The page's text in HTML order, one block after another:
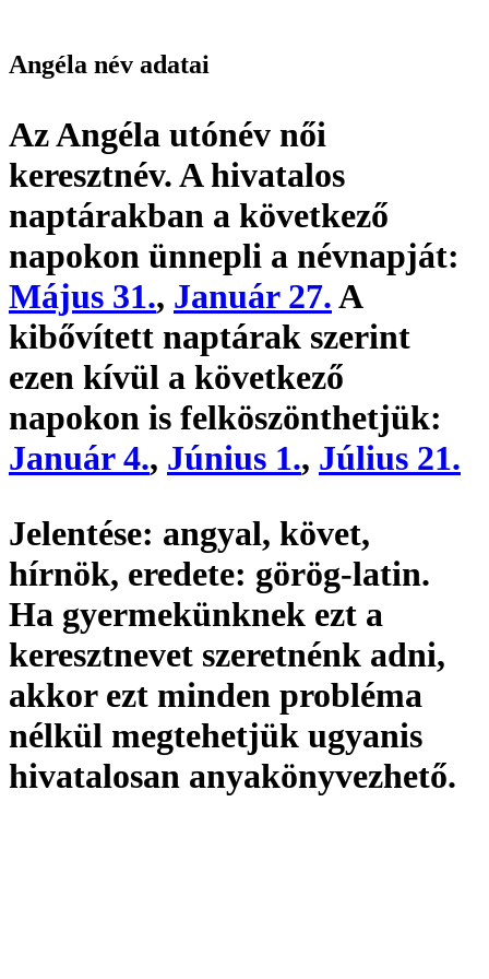
Angéla név adatai
Az Angéla utónév női
keresztnév. A hivatalos
naptárakban a következő
napokon ünnepli a névnapját:
Május 31., Január 27.A
kibővített naptárak szerint
ezen kívül a következő
napokon is felköszönthetjük:
Január 4., Június 1., Július 21.
Jelentése: angyal, követ,
hírnök, eredete: görög-latin.
Ha gyermekünknek ezt a
keresztnevet szeretnénk adni,
akkor ezt minden probléma
nélkül megtehetjük ugyanis
hivatalosan anyakönyvezhető.